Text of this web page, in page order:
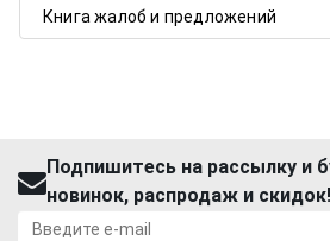
Книга жалоб и предложений
Подпишитесь на рассылку и
новинок, распродаж и скидок!